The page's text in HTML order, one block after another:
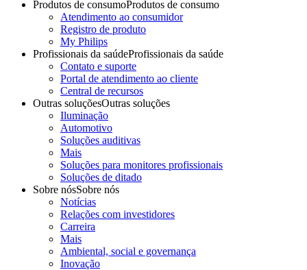
Produtos de consumoProdutos de consumo
Atendimento ao consumidor
Registro de produto
My Philips
Profissionais da saúdeProfissionais da saúde
Contato e suporte
Portal de atendimento ao cliente
Central de recursos
Outras soluçõesOutras soluções
Iluminação
Automotivo
Soluções auditivas
Mais
Soluções para monitores profissionais
Soluções de ditado
Sobre nósSobre nós
Notícias
Relações com investidores
Carreira
Mais
Ambiental, social e governança
Inovação